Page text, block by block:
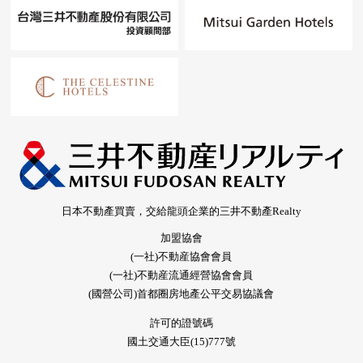
日本不動產買賣，交給龍頭企業的三井不動產Realty
加盟協會
(一社)不動産協會會員
(一社)不動産流通經營協會會員
(國營公司)首都圈房地產公平交易協議會
許可的證號碼
國土交通大臣(15)777號